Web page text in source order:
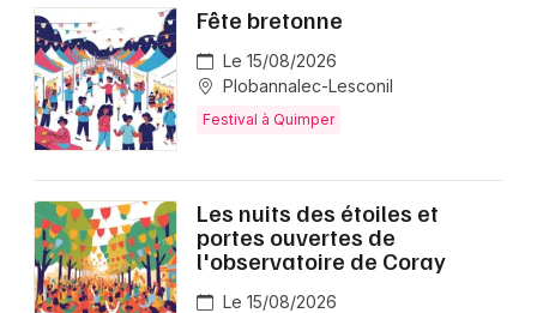
Fête bretonne
Le 15/08/2026
Plobannalec-Lesconil
Festival à Quimper
Les nuits des étoiles et
portes ouvertes de
l'observatoire de Coray
Le 15/08/2026